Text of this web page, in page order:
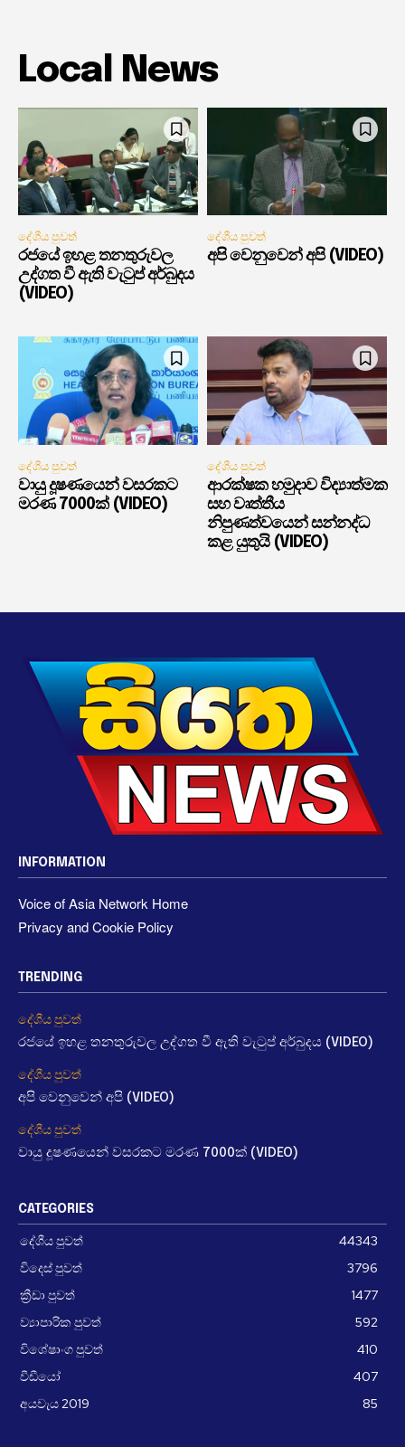
Local News
දේශීය පුවත්
රජයේ ඉහළ තනතුරුවල
උද්ගත වී ඇති වැටුප් අර්බුදය
(VIDEO)
දේශීය පුවත්
අපි වෙනුවෙන් අපි (VIDEO)
දේශීය පුවත්
වායු දූෂණයෙන් වසරකට
මරණ 7000ක් (VIDEO)
දේශීය පුවත්
ආරක්ෂක හමුදාව විද්‍යාත්මක
සහ වෘත්තීය
නිපුණත්වයෙන් සන්නද්ධ
කළ යුතුයි (VIDEO)
INFORMATION
Voice of Asia Network Home
Privacy and Cookie Policy
TRENDING
දේශීය පුවත්
රජයේ ඉහළ තනතුරුවල උද්ගත වී ඇති වැටුප් අර්බුදය (VIDEO)
දේශීය පුවත්
අපි වෙනුවෙන් අපි (VIDEO)
දේශීය පුවත්
වායු දූෂණයෙන් වසරකට මරණ 7000ක් (VIDEO)
CATEGORIES
දේශීය පුවත්
44343
විදෙස් පුවත්
3796
ක්‍රීඩා පුවත්
1477
ව්‍යාපාරික පුවත්
592
විශේෂාංග පුවත්
410
වීඩීයෝ
407
අයවැය 2019
85